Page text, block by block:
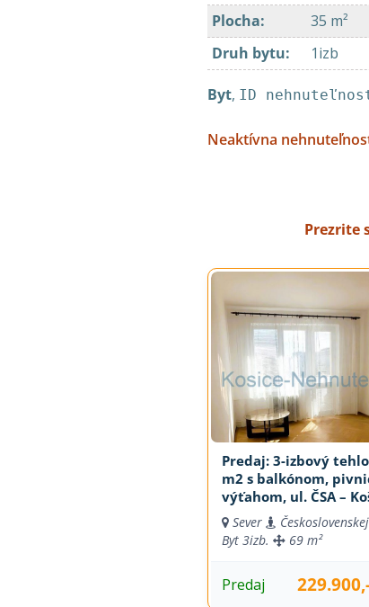
Plocha:
35 m²
Druh bytu: 1izb
Byt, ID
Neaktívna
Prezrite
Predaj: 3-izbový
m2 s balkónom,
výťahom, ul. ČSA –
Mesto
Sever
Byt 3izb. 69 m²
Predaj